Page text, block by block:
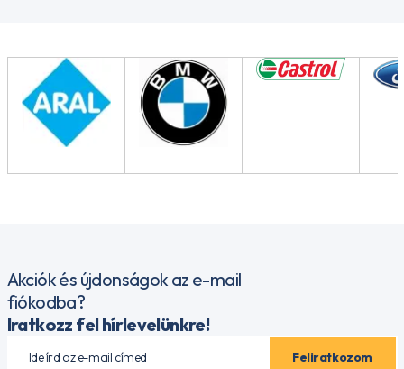
Akciók és újdonságok az e-mail
fiókodba?
Iratkozz fel hírlevelünkre!